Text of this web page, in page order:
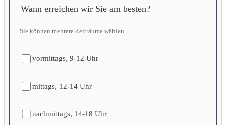
Wann erreichen wir Sie am besten?
Sie können mehrere Zeiträume wählen.
vormittags, 9-12 Uhr
mittags, 12-14 Uhr
nachmittags, 14-18 Uhr